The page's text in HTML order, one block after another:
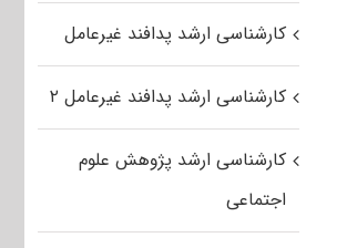
کارشناسی ارشد پدافند غیرعامل
کارشناسی ارشد پدافند غیرعامل ۲
کارشناسی ارشد پژوهش علوم
اجتماعی